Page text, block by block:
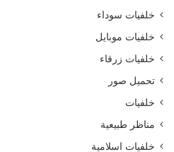
خلفيات سوداء
خلفيات موبايل
خلفيات زرقاء
تحميل صور
خلفيات
مناظر طبيعية
خلفيات اسلامية